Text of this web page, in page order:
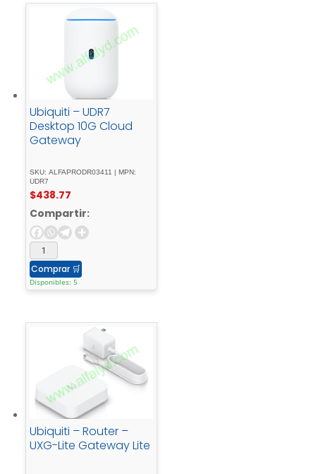
Ubiquiti – UDR7
Desktop 10G Cloud
Gateway
SKU: ALFAPRODR03411 | MPN:
UDR7
$438.77
Compartir:
Comprar 🛒
Disponibles: 5
Ubiquiti – Router –
UXG-Lite Gateway Lite